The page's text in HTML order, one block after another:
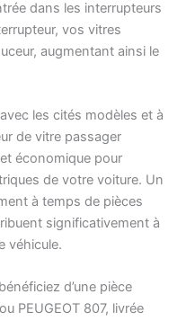
dans les interrupteurs
vos vitres
augmentant ainsi le
les cités modèles et à
de vitre passager
économique pour
de votre voiture. Un
à temps de pièces
significativement à
véhicule.
d’une pièce
PEUGEOT 807, livrée